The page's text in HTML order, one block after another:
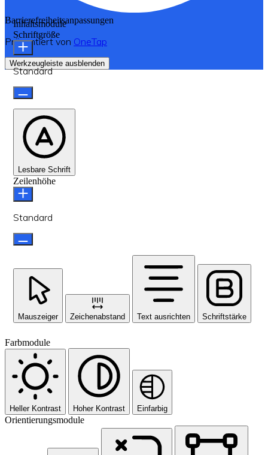
Barrierefreiheitsanpassungen
Präsentiert von OneTap
Werkzeugleiste ausblenden
Inhaltsmodule
Schriftgröße
Standard
Lesbare Schrift
Zeilenhöhe
Standard
Mauszeiger Zeichenabstand Text ausrichten Schriftstärke
Farbmodule
Heller Kontrast Hoher Kontrast Einfarbig
Orientierungsmodule